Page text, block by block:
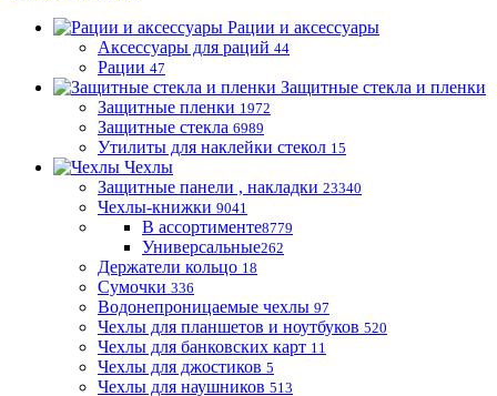
Рации и аксессуары
Аксессуары для раций 44
Рации 47
Защитные стекла и пленки
Защитные пленки 1972
Защитные стекла 6989
Утилиты для наклейки стекол 15
Чехлы
Защитные панели , накладки 23340
Чехлы-книжки 9041
В ассортименте8779
Универсальные262
Держатели кольцо 18
Сумочки 336
Водонепроницаемые чехлы 97
Чехлы для планшетов и ноутбуков 520
Чехлы для банковских карт 11
Чехлы для джостиков 5
Чехлы для наушников 513